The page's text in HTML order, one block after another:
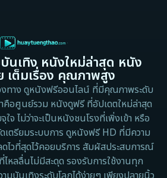
นเทิง หนังใหม่ล่าสุด หนัง
เต็มเรื่อง คุณภาพสูง
ทาง ดูหนังฟรีออนไลน์ ที่มีคุณภาพระดับ
าคือศูนย์รวม หนังดูฟรี ที่อัปเดตใหม่ล่าสุด
ไม่ว่าจะเป็นหนังชนโรงที่เพิ่งเข้า หรือ
เตรียมระบบการ ดูหนังฟรี HD ที่มีความ
ดไวที่สุดไว้คอยบริการ สัมผัสประสบการณ์
หลลื่นไม่มีสะดุด รองรับการใช้งานทุก